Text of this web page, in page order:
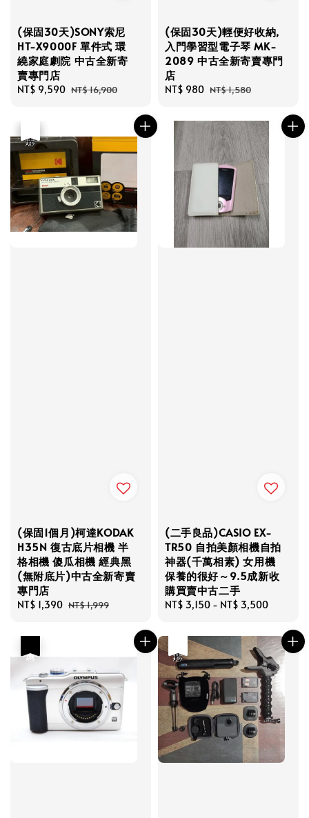
(保固30天)SONY索尼
HT-X9000F 單件式 環
繞家庭劇院 中古全新寄
賣專門店
Sale
NT$ 9,590 Regular
NT$ 16,900
(保固30天)輕便好收納,
入門學習型電子琴 MK-
2089 中古全新寄賣專門
店
Sale
NT$ 980 Regular
NT$ 1,580
(保固1個月)柯達KODAK
H35N 復古底片相機 半
格相機 傻瓜相機 經典黑
(無附底片)中古全新寄賣
專門店
Sale
NT$ 1,390 Regular
NT$ 1,999
(二手良品)CASIO EX-
TR50 自拍美顏相機自拍
神器(千萬相素) 女用機
保養的很好～9.5成新收
購買賣中古二手
Regular
NT$ 3,150 - NT$ 3,500